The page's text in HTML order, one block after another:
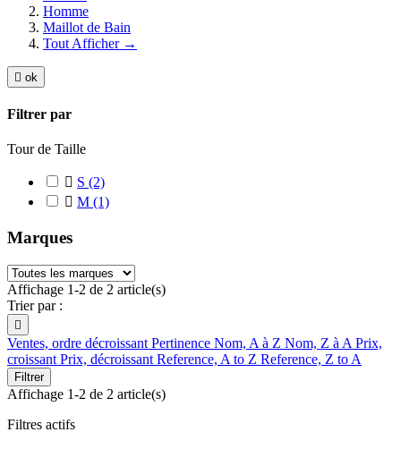
Homme
Maillot de Bain
Tout Afficher →
 ok
Filtrer par
Tour de Taille
 S (2)
 M (1)
Marques
Affichage 1-2 de 2 article(s)
Trier par :

Ventes, ordre décroissant Pertinence Nom, A à Z Nom, Z à A Prix,
croissant Prix, décroissant Reference, A to Z Reference, Z to A
Filtrer
Affichage 1-2 de 2 article(s)
Filtres actifs